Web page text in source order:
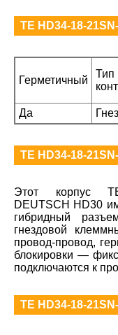
TE HD34-18-
Герметичный
Тип
Да
TE HD34-18-
Этот корпус
DEUTSCH HD30
гибридный
гнездовой
провод-провод,
блокировки —
подключаются к
TE HD34-18-